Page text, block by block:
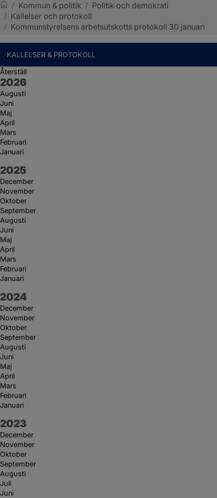
Sotenäs kommun
/ Kommun & politik / Politik och demokrati
/ Kallelser och protokoll
/ Kommunstyrelsens arbetsutskotts protokoll 30 januari
KALLELSER & PROTOKOLL
Återställ
År:
2026
Augusti
Juni
Maj
April
Mars
Februari
Januari
År:
2025
December
November
Oktober
September
Augusti
Juni
Maj
April
Mars
Februari
Januari
År:
2024
December
November
Oktober
September
Augusti
Juni
Maj
April
Mars
Februari
Januari
År:
2023
December
November
Oktober
September
Augusti
Juli
Juni